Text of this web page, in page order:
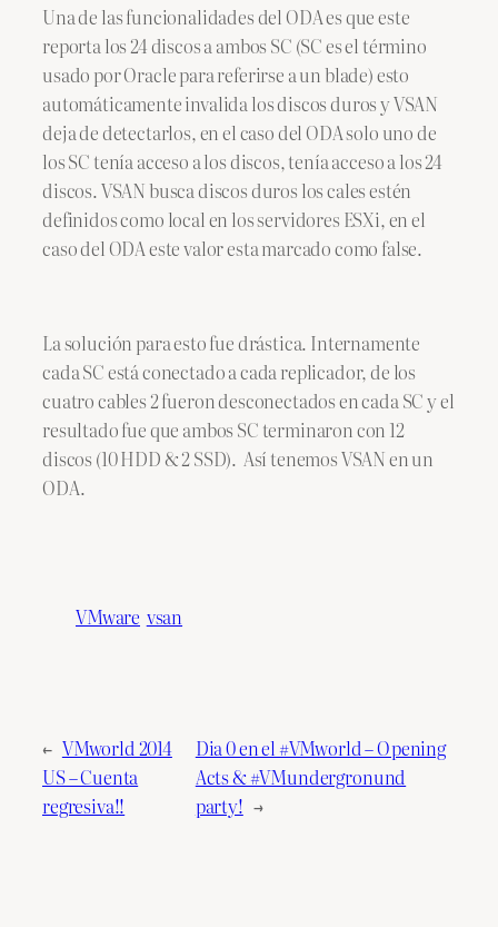
Una de las funcionalidades del ODA es que este
reporta los 24 discos a ambos SC (SC es el término
usado por Oracle para referirse a un blade) esto
automáticamente invalida los discos duros y VSAN
deja de detectarlos, en el caso del ODA solo uno de
los SC tenía acceso a los discos, tenía acceso a los 24
discos. VSAN busca discos duros los cales estén
definidos como local en los servidores ESXi, en el
caso del ODA este valor esta marcado como false.
La solución para esto fue drástica. Internamente
cada SC está conectado a cada replicador, de los
cuatro cables 2 fueron desconectados en cada SC y el
resultado fue que ambos SC terminaron con 12
discos (10 HDD & 2 SSD). Así tenemos VSAN en un
ODA.
VMware vsan
← VMworld 2014
US – Cuenta
regresiva!!
Dia 0 en el #VMworld – Opening
Acts & #VMundergronund
party! →